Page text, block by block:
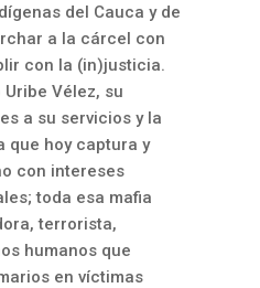
del Cauca y de
a la cárcel con
con la (in)justicia.
Uribe Vélez, su
a su servicios y la
que hoy captura y
con intereses
toda esa mafia
terrorista,
humanos que
en víctimas